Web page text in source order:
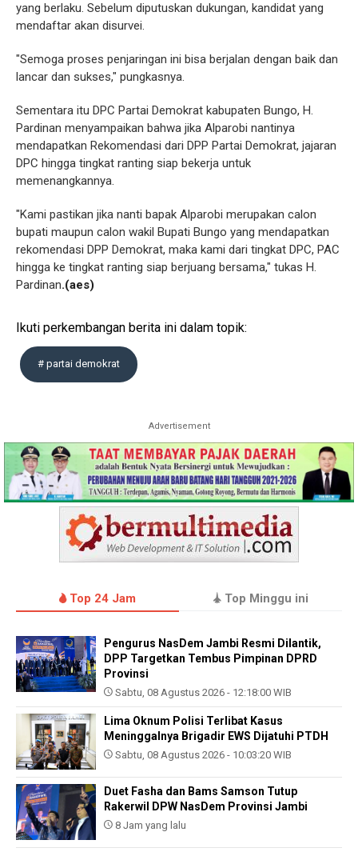
yang berlaku. Sebelum diputuskan dukungan, kandidat yang
mendaftar akan disurvei.
"Semoga proses penjaringan ini bisa berjalan dengan baik dan
lancar dan sukses," pungkasnya.
Sementara itu DPC Partai Demokrat kabupaten Bungo, H.
Pardinan menyampaikan bahwa jika Alparobi nantinya
mendapatkan Rekomendasi dari DPP Partai Demokrat, jajaran
DPC hingga tingkat ranting siap bekerja untuk
memenangkannya.
"Kami pastikan jika nanti bapak Alparobi merupakan calon
bupati maupun calon wakil Bupati Bungo yang mendapatkan
rekomendasi DPP Demokrat, maka kami dari tingkat DPC, PAC
hingga ke tingkat ranting siap berjuang bersama," tukas H.
Pardinan.(aes)
Ikuti perkembangan berita ini dalam topik:
# partai demokrat
Advertisement
Top 24 Jam Top Minggu ini
Pengurus NasDem Jambi Resmi Dilantik,
DPP Targetkan Tembus Pimpinan DPRD
Provinsi
Sabtu, 08 Agustus 2026 - 12:18:00 WIB
Lima Oknum Polisi Terlibat Kasus
Meninggalnya Brigadir EWS Dijatuhi PTDH
Sabtu, 08 Agustus 2026 - 10:03:20 WIB
Duet Fasha dan Bams Samson Tutup
Rakerwil DPW NasDem Provinsi Jambi
8 Jam yang lalu